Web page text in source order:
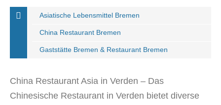
Asiatische Lebensmittel Bremen
China Restaurant Bremen
Gaststätte Bremen & Restaurant Bremen
China Restaurant Asia in Verden – Das
Chinesische Restaurant in Verden bietet diverse